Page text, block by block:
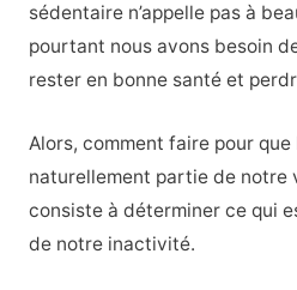
sédentaire n’appelle pas à
pourtant nous avons besoin
rester en bonne santé et
Alors, comment faire pour que
naturellement partie de notre
consiste à déterminer ce qui
de notre inactivité.